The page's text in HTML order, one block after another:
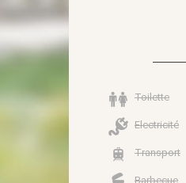
Toilette
Electricité
Transport
Barbecue